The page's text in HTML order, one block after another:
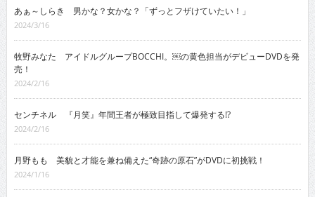
あぁ～しらき 男かな？女かな？「ずっとフザけていたい！」
2024/3/16
牧野みなた アイドルグループBOCCHI。￼の黄色担当がデビューDVDを発
売！
2024/2/16
センチネル 『月笑』年間王者が極致目指して爆発する!?
2024/2/16
月野もも 美貌と才能を兼ね備えた“奇跡の原石”がDVDに初挑戦！
2024/1/16